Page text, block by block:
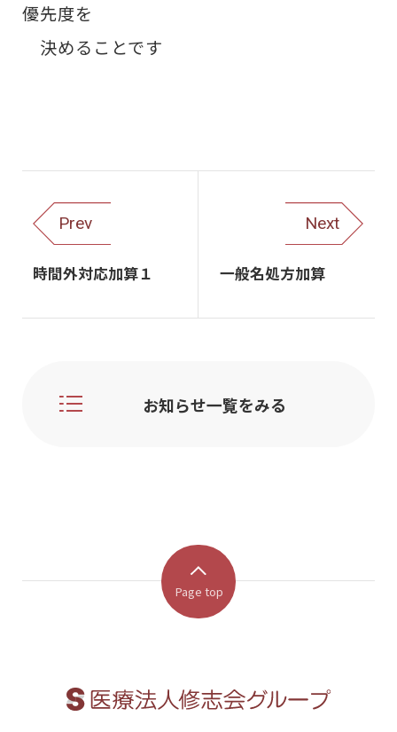
優先度を
決めることです
Prev
時間外対応加算１
Next
一般名処方加算
お知らせ一覧をみる
Page top